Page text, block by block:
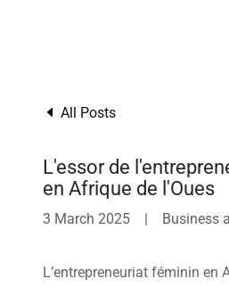
All Posts
L'essor de
en Afrique de l'Oues
3 March 2025 | Business
L’entrepreneuriat féminin en